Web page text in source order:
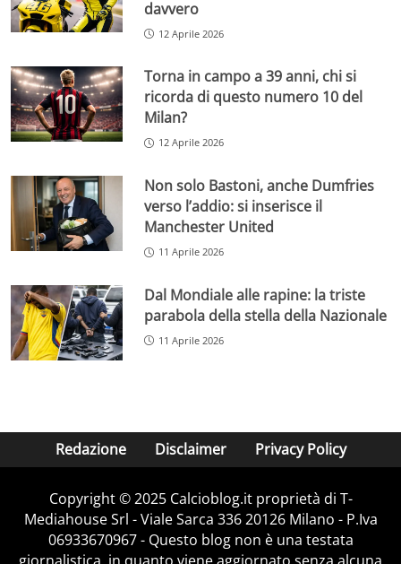
davvero
12 Aprile 2026
Torna in campo a 39 anni, chi si
ricorda di questo numero 10 del
Milan?
12 Aprile 2026
Non solo Bastoni, anche Dumfries
verso l’addio: si inserisce il
Manchester United
11 Aprile 2026
Dal Mondiale alle rapine: la triste
parabola della stella della Nazionale
11 Aprile 2026
Redazione Disclaimer Privacy Policy
Copyright © 2025 Calcioblog.it proprietà di T-
Mediahouse Srl - Viale Sarca 336 20126 Milano - P.Iva
06933670967 - Questo blog non è una testata
giornalistica, in quanto viene aggiornato senza alcuna